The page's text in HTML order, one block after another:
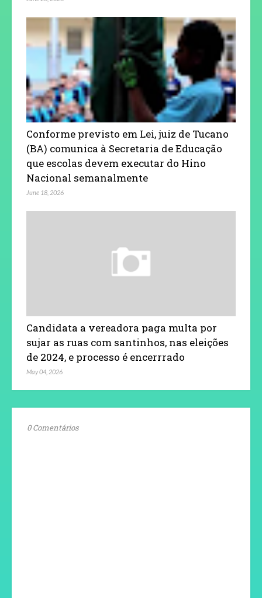
Conforme previsto em Lei, juiz de Tucano
(BA) comunica à Secretaria de Educação
que escolas devem executar do Hino
Nacional semanalmente
June 18, 2026
Candidata a vereadora paga multa por
sujar as ruas com santinhos, nas eleições
de 2024, e processo é encerrrado
May 04, 2026
0 Comentários